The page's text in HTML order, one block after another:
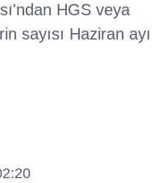
HGS veya
sayısı Haziran ayı